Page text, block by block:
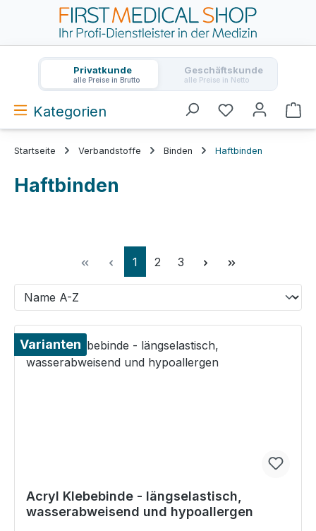
Zum Hauptinhalt springen
Privatkunde
alle Preise in Brutto
Geschäftskunde
alle Preise in Netto
Kategorien
Startseite Verbandstoffe Binden Haftbinden
Haftbinden
Seite
1 Seite
2 Seite
3
Varianten
Acryl Klebebinde - längselastisch,
wasserabweisend und hypoallergen